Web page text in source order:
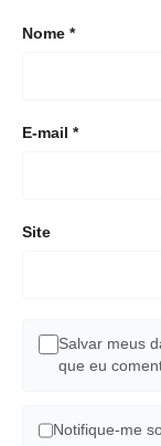
Nome *
E-mail *
Site
Salvar meus
que eu
Notifique-me